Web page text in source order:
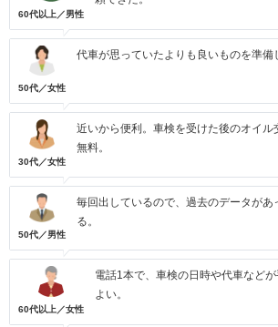
60代以上／男性
50代／女性
代車が思っていたよりも良いものを準備
30代／女性
近いから便利。車検を受けた後のオイル
無料。
50代／男性
毎回出しているので、過去のデータがあ
る。
60代以上／女性
電話1本で、車検の日時や代車など
よい。